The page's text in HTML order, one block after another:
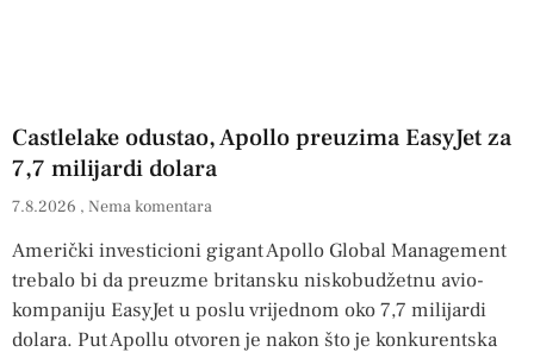
Castlelake odustao, Apollo preuzima EasyJet za
7,7 milijardi dolara
7.8.2026 Nema komentara
Američki investicioni gigant Apollo Global Management
trebalo bi da preuzme britansku niskobudžetnu avio-
kompaniju EasyJet u poslu vrijednom oko 7,7 milijardi
dolara. Put Apollu otvoren je nakon što je konkurentska